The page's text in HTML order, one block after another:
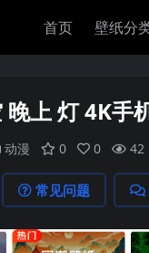
首页 壁纸分
晚上 灯 4K手
动漫 0 0 42
常见问题